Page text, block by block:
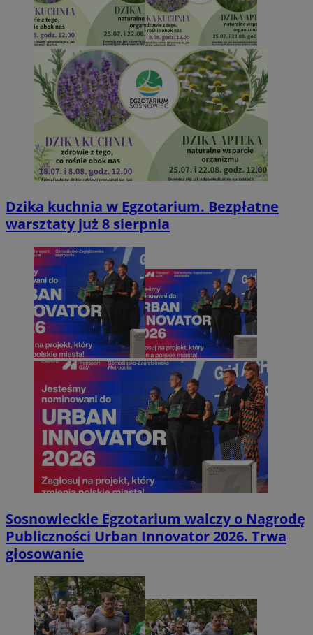
Dzika kuchnia w Egzotarium. Bezpłatne
warsztaty już 8 sierpnia
Sosnowieckie Egzotarium walczy o Nagrodę
Publiczności Urban Innovator 2026. Trwa
głosowanie